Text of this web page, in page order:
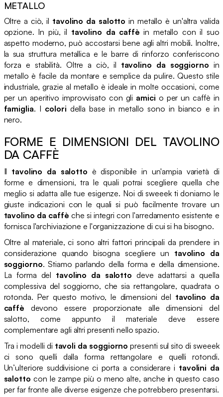
METALLO
Oltre a ciò, il tavolino da salotto in metallo è un'altra valida
opzione. In più, il tavolino da caffè in metallo con il suo
aspetto moderno, può accostarsi bene agli altri mobili. Inoltre,
la sua struttura metallica e le barre di rinforzo conferiscono
forza e stabilità. Oltre a ciò, il tavolino da soggiorno in
metallo è facile da montare e semplice da pulire. Questo stile
industriale, grazie al metallo è ideale in molte occasioni, come
per un aperitivo improvvisato con gli amici o per un caffè in
famiglia. I colori della base in metallo sono in bianco e in
nero.
FORME E DIMENSIONI DEL TAVOLINO
DA CAFFÈ
Il tavolino da salotto è disponibile in un'ampia varietà di
forme e dimensioni, tra le quali potrai scegliere quella che
meglio si adatta alle tue esigenze. Noi di sweeek ti doniamo le
giuste indicazioni con le quali si può facilmente trovare un
tavolino da caffè che si integri con l'arredamento esistente e
fornisca l'archiviazione e l'organizzazione di cui si ha bisogno.
Oltre al materiale, ci sono altri fattori principali da prendere in
considerazione quando bisogna scegliere un tavolino da
soggiorno. Stiamo parlando della forma e della dimensione.
La forma del tavolino da salotto deve adattarsi a quella
complessiva del soggiorno, che sia rettangolare, quadrata o
rotonda. Per questo motivo, le dimensioni del tavolino da
caffè devono essere proporzionate alle dimensioni del
salotto, come appunto il materiale deve essere
complementare agli altri presenti nello spazio.
Tra i modelli di tavoli da soggiorno presenti sul sito di sweeek
ci sono quelli dalla forma rettangolare e quelli rotondi.
Un’ulteriore suddivisione ci porta a considerare i tavolini da
salotto con le zampe più o meno alte, anche in questo caso
per far fronte alle diverse esigenze che potrebbero presentarsi.